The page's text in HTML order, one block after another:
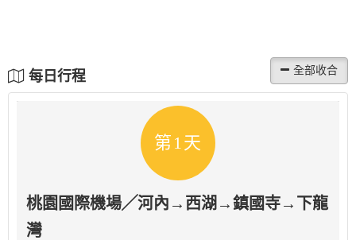
每日行程
第1天
桃園國際機場╱河內→西湖→鎮國寺→下龍
灣